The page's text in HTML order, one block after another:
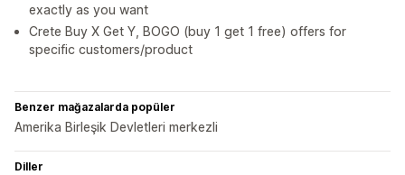
exactly as you want
Crete Buy X Get Y, BOGO (buy 1 get 1 free) offers for
specific customers/product
Benzer mağazalarda popüler
Amerika Birleşik Devletleri merkezli
Diller